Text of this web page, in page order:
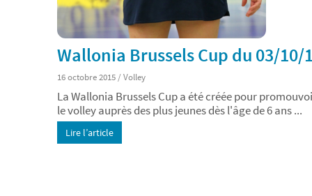
Wallonia Brussels Cup du 03/10/
16 octobre 2015 /Volley
La Wallonia Brussels Cup a été créée pour
le volley auprès des plus jeunes dès l'âge de 6 ans ...
Lire l’article